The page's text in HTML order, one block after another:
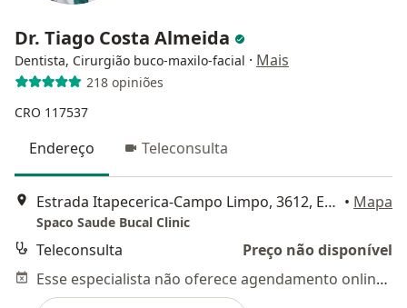
Dr. Tiago Costa Almeida
Dentista, Cirurgião buco-maxilo-facial · Mais
218 opiniões
CRO 117537
Endereço Teleconsulta
Estrada Itapecerica-Campo Limpo, 3612, Embu das Artes • Mapa
Spaco Saude Bucal Clinic
Teleconsulta
Preço não disponível
Esse especialista não oferece agendamento online para esse endereço.